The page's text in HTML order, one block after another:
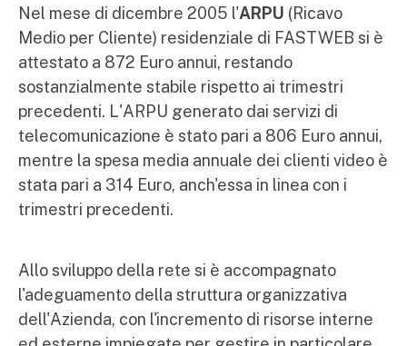
Nel mese di dicembre 2005 l'ARPU (Ricavo
Medio per Cliente) residenziale di FASTWEB si è
attestato a 872 Euro annui, restando
sostanzialmente stabile rispetto ai trimestri
precedenti. L'ARPU generato dai servizi di
telecomunicazione è stato pari a 806 Euro annui,
mentre la spesa media annuale dei clienti video è
stata pari a 314 Euro, anch'essa in linea con i
trimestri precedenti.
Allo sviluppo della rete si è accompagnato
l'adeguamento della struttura organizzativa
dell'Azienda, con l'incremento di risorse interne